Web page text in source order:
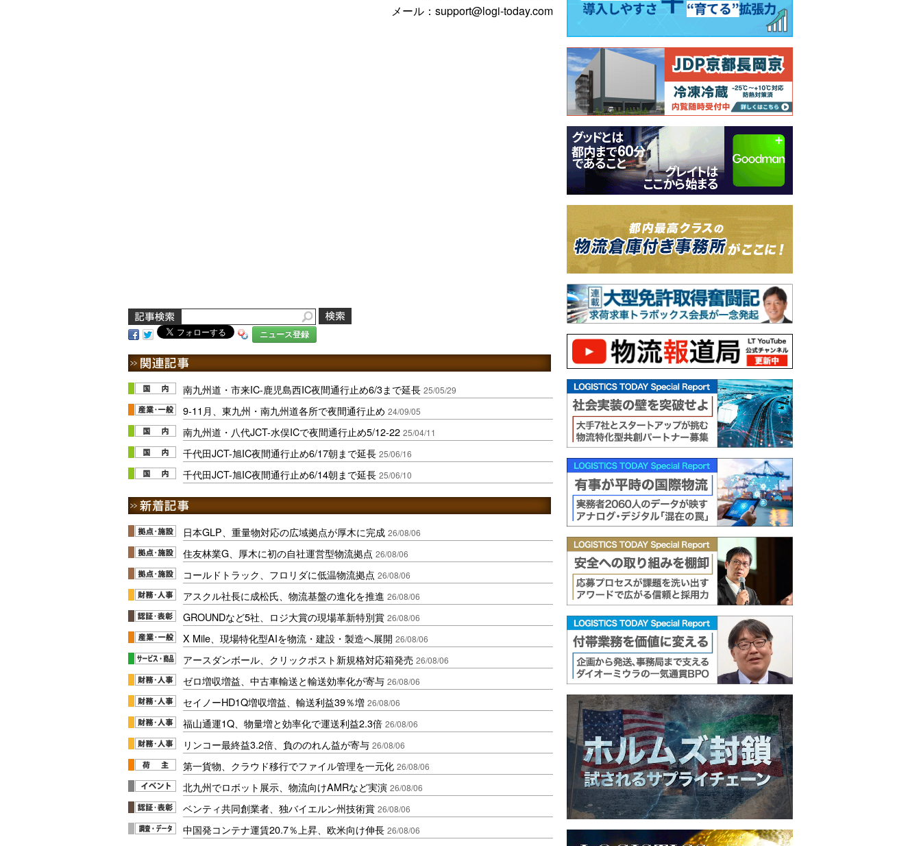
メール：support@logi-today.com
ニュース登録
南九州道・市来IC-鹿児島西IC夜間通行止め6/3まで延長 25/05/29
9-11月、東九州・南九州道各所で夜間通行止め 24/09/05
南九州道・八代JCT-水俣ICで夜間通行止め5/12-22 25/04/11
千代田JCT-旭IC夜間通行止め6/17朝まで延長 25/06/16
千代田JCT-旭IC夜間通行止め6/14朝まで延長 25/06/10
日本GLP、重量物対応の広域拠点が厚木に完成 26/08/06
住友林業G、厚木に初の自社運営型物流拠点 26/08/06
コールドトラック、フロリダに低温物流拠点 26/08/06
アスクル社長に成松氏、物流基盤の進化を推進 26/08/06
GROUNDなど5社、ロジ大賞の現場革新特別賞 26/08/06
X Mile、現場特化型AIを物流・建設・製造へ展開 26/08/06
アースダンボール、クリックポスト新規格対応箱発売 26/08/06
ゼロ増収増益、中古車輸送と輸送効率化が寄与 26/08/06
セイノーHD1Q増収増益、輸送利益39％増 26/08/06
福山通運1Q、物量増と効率化で運送利益2.3倍 26/08/06
リンコー最終益3.2倍、負ののれん益が寄与 26/08/06
第一貨物、クラウド移行でファイル管理を一元化 26/08/06
北九州でロボット展示、物流向けAMRなど実演 26/08/06
ベンティ共同創業者、独バイエルン州技術賞 26/08/06
中国発コンテナ運賃20.7％上昇、欧米向け伸長 26/08/06